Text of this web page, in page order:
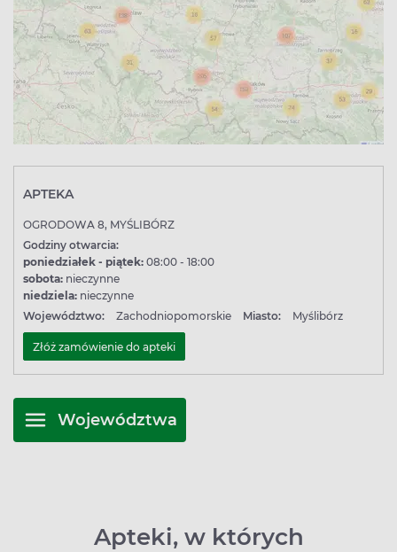
APTEKA
OGRODOWA 8, MYŚLIBÓRZ
Godziny otwarcia:
poniedziałek - piątek: 08:00 - 18:00
sobota: nieczynne
niedziela: nieczynne
Województwo:
Zachodniopomorskie Miasto: Myślibórz
Złóż zamówienie do apteki
Województwa
Apteki, w których